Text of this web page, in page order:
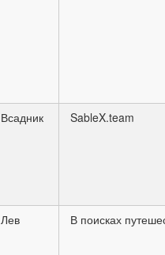
Всадник SableX.team
Лев В поисках